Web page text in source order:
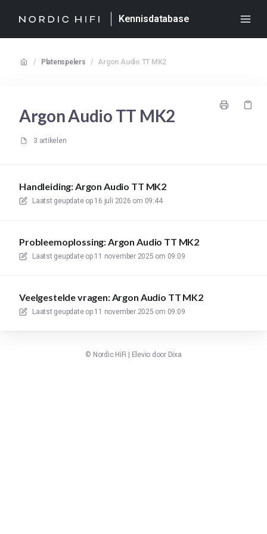
Kennisdatabase
/ Platenspelers / Argon Audio TT MK2
Argon Audio TT MK2
3 artikelen
Handleiding: Argon Audio TT MK2
Laatst geupdate op 16 juli 2026 om 09:44
Probleemoplossing: Argon Audio TT MK2
Laatst geupdate op 11 november 2025 om 09:09
Veelgestelde vragen: Argon Audio TT MK2
Laatst geupdate op 11 november 2025 om 09:09
© Nordic HiFi Elevio door Dixa